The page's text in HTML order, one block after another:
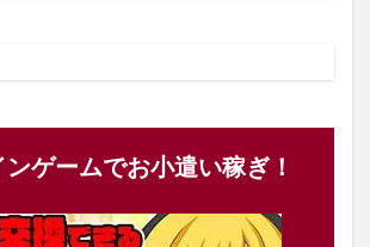
ゲームでお小遣い稼ぎ！